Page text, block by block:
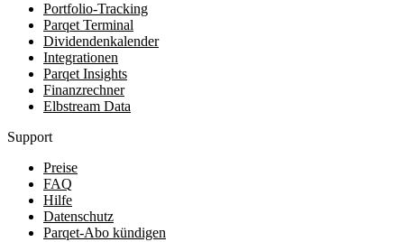
Portfolio-Tracking
Parqet Terminal
Dividendenkalender
Integrationen
Parqet Insights
Finanzrechner
Elbstream Data
Support
Preise
FAQ
Hilfe
Datenschutz
Parqet-Abo kündigen